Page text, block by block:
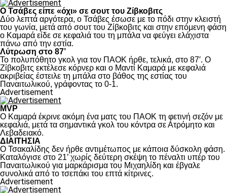
Ο Τσάβες είπε «όχι» σε σουτ του Ζίβκοβιτς
Δύο λεπτά αργότερα, ο Τσάβες έσωσε με το πόδι στην κλειστή
του γωνία, μετά από σουτ του Ζίβκοβιτς και στην επόμενη φάση
ο Καμαρά είδε σε κεφαλιά του τη μπάλα να φεύγει ελάχιστα
πάνω από την εστία.
Λύτρωση στο 87’
Το πολυπόθητο γκολ για τον ΠΑΟΚ ήρθε, τελικά, στο 87′. Ο
Ζίβκοβιτς εκτέλεσε κόρνερ και ο Μαντί Καμαρά με κεφαλιά
ακριβείας έστειλε τη μπάλα στο βάθος της εστίας του
Παναιτωλικού, γράφοντας το 0-1.
Advertisement
MVP
Ο Καμαρά έκρινε ακόμη ένα ματς του ΠΑΟΚ τη φετινή σεζόν με
κεφαλιά, μετά τα σημαντικά γκολ του κόντρα σε Ατρόμητο και
Λεβαδειακό.
ΔΙΑΙΤΗΣΙΑ
Ο Τσακαλίδης δεν ήρθε αντιμέτωπος με κάποια δύσκολη φάση.
Καταλόγισε στο 21’ χωρίς δεύτερη σκέψη το πέναλτι υπέρ του
Παναιτωλικού για μαρκάρισμα του Μιχαηλίδη και έβγαλε
συνολικά από το τσεπάκι του επτά κίτρινες.
Advertisement